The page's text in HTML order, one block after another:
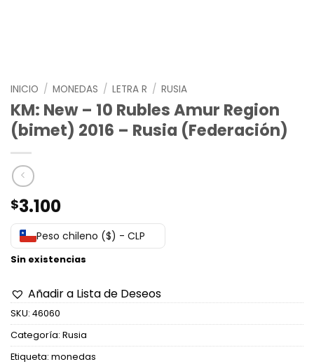
INICIO / MONEDAS / LETRA R / RUSIA
KM: New – 10 Rubles Amur Region
(bimet) 2016 – Rusia (Federación)
$3.100
Peso chileno ($) - CLP
Sin existencias
Añadir a Lista de Deseos
SKU: 46060
Categoría: Rusia
Etiqueta: monedas